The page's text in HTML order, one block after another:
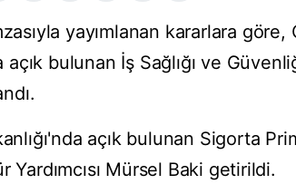
yayımlanan kararlara göre,
açık bulunan İş Sağlığı ve
açık bulunan Sigorta
Mürsel Baki getirildi.